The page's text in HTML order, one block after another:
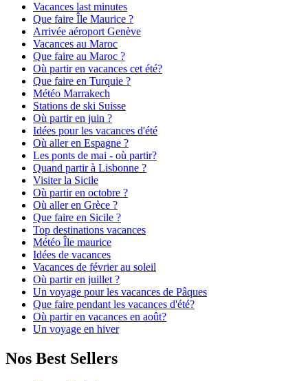
Vacances last minutes
Que faire Île Maurice ?
Arrivée aéroport Genève
Vacances au Maroc
Que faire au Maroc ?
Où partir en vacances cet été?
Que faire en Turquie ?
Météo Marrakech
Stations de ski Suisse
Où partir en juin ?
Idées pour les vacances d'été
Où aller en Espagne ?
Les ponts de mai - où partir?
Quand partir à Lisbonne ?
Visiter la Sicile
Où partir en octobre ?
Où aller en Grèce ?
Que faire en Sicile ?
Top destinations vacances
Météo Île maurice
Idées de vacances
Vacances de février au soleil
Où partir en juillet ?
Un voyage pour les vacances de Pâques
Que faire pendant les vacances d'été?
Où partir en vacances en août?
Un voyage en hiver
Nos Best Sellers